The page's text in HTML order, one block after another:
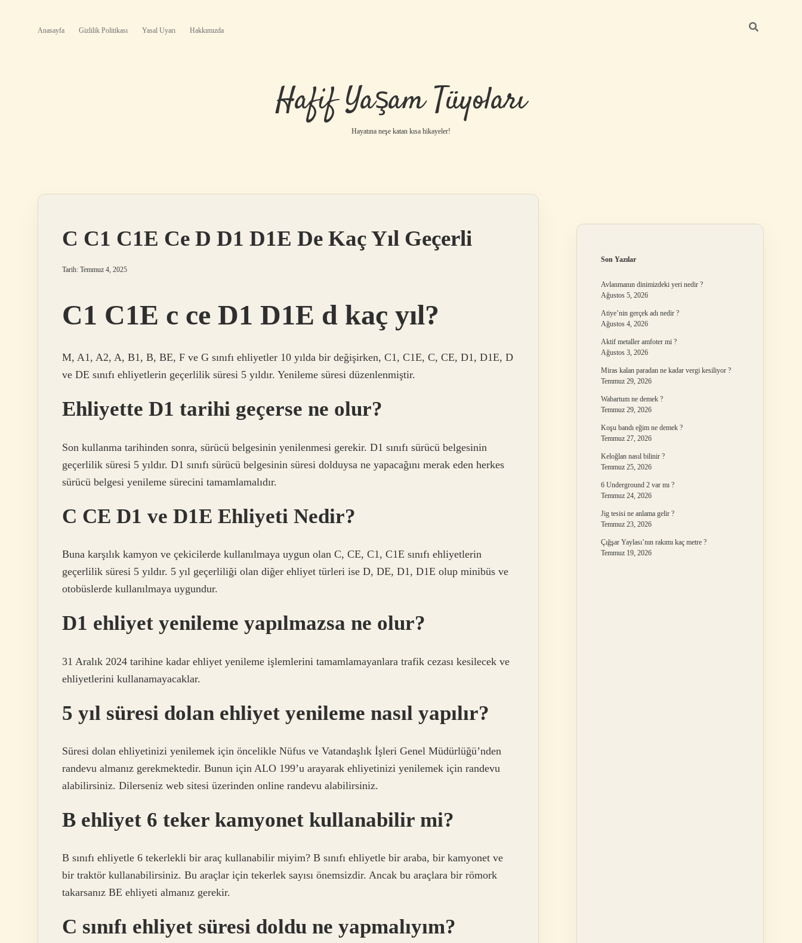
Anasayfa Gizlilik Politikası Yasal Uyarı Hakkımızda
Hafif Yaşam Tüyoları
Hayatına neşe katan kısa hikayeler!
C C1 C1E Ce D D1 D1E De Kaç Yıl Geçerli
Tarih: Temmuz 4, 2025
C1 C1E c ce D1 D1E d kaç yıl?
M, A1, A2, A, B1, B, BE, F ve G sınıfı ehliyetler 10 yılda bir değişirken, C1, C1E, C, CE, D1, D1E, D
ve DE sınıfı ehliyetlerin geçerlilik süresi 5 yıldır. Yenileme süresi düzenlenmiştir.
Ehliyette D1 tarihi geçerse ne olur?
Son kullanma tarihinden sonra, sürücü belgesinin yenilenmesi gerekir. D1 sınıfı sürücü belgesinin
geçerlilik süresi 5 yıldır. D1 sınıfı sürücü belgesinin süresi dolduysa ne yapacağını merak eden herkes
sürücü belgesi yenileme sürecini tamamlamalıdır.
C CE D1 ve D1E Ehliyeti Nedir?
Buna karşılık kamyon ve çekicilerde kullanılmaya uygun olan C, CE, C1, C1E sınıfı ehliyetlerin
geçerlilik süresi 5 yıldır. 5 yıl geçerliliği olan diğer ehliyet türleri ise D, DE, D1, D1E olup minibüs ve
otobüslerde kullanılmaya uygundur.
D1 ehliyet yenileme yapılmazsa ne olur?
31 Aralık 2024 tarihine kadar ehliyet yenileme işlemlerini tamamlamayanlara trafik cezası kesilecek ve
ehliyetlerini kullanamayacaklar.
5 yıl süresi dolan ehliyet yenileme nasıl yapılır?
Süresi dolan ehliyetinizi yenilemek için öncelikle Nüfus ve Vatandaşlık İşleri Genel Müdürlüğü’nden
randevu almanız gerekmektedir. Bunun için ALO 199’u arayarak ehliyetinizi yenilemek için randevu
alabilirsiniz. Dilerseniz web sitesi üzerinden online randevu alabilirsiniz.
B ehliyet 6 teker kamyonet kullanabilir mi?
B sınıfı ehliyetle 6 tekerlekli bir araç kullanabilir miyim? B sınıfı ehliyetle bir araba, bir kamyonet ve
bir traktör kullanabilirsiniz. Bu araçlar için tekerlek sayısı önemsizdir. Ancak bu araçlara bir römork
takarsanız BE ehliyeti almanız gerekir.
C sınıfı ehliyet süresi doldu ne yapmalıyım?
Son Yazılar
Avlanmanın dinimizdeki yeri nedir ?
Ağustos 5, 2026
Atiye’nin gerçek adı nedir ?
Ağustos 4, 2026
Aktif metaller amfoter mi ?
Ağustos 3, 2026
Miras kalan paradan ne kadar vergi kesiliyor ?
Temmuz 29, 2026
Wabartum ne demek ?
Temmuz 29, 2026
Koşu bandı eğim ne demek ?
Temmuz 27, 2026
Keloğlan nasıl bilinir ?
Temmuz 25, 2026
6 Underground 2 var mı ?
Temmuz 24, 2026
Jig tesisi ne anlama gelir ?
Temmuz 23, 2026
Çığşar Yaylası’nın rakımı kaç metre ?
Temmuz 19, 2026